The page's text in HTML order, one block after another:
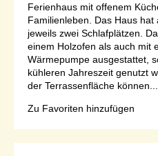
Ferienhaus mit offenem
Familienleben. Das Haus
jeweils zwei Schlafplätzen.
einem Holzofen als auch mit
Wärmepumpe ausgestattet,
kühleren Jahreszeit genutzt
der Terrassenfläche können...
Zu Favoriten hinzufügen